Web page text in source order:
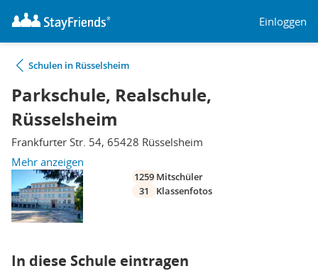
Einloggen
Schulen in Rüsselsheim
Parkschule, Realschule,
Rüsselsheim
Frankfurter Str. 54, 65428 Rüsselsheim
Mehr anzeigen
1259 Mitschüler
31
Klassenfotos
In diese Schule eintragen